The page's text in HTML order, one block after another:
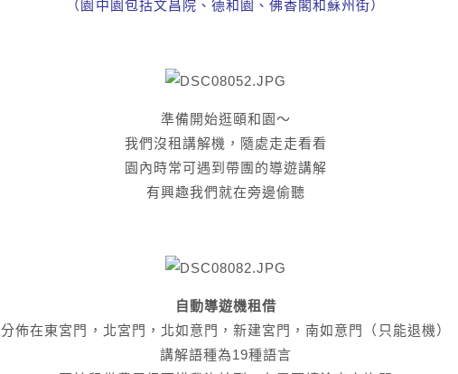
（園中園包括文昌院、德和園、佛香閣和蘇州街）
準備開始逛頤和園～
我們沒租講解機，隨處走走看看
園內時常可遇到帶團的導遊講解
有興趣我們就在旁邊偷聽
自動導遊機租借
分佈在東宮門，北宮門，北如意門，新建宮門，南如意門（只能退機）
講解語種為19種語言